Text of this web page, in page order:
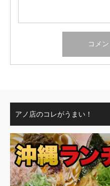
アノ店のコレがうまい！